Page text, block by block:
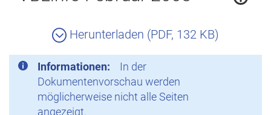
Herunterladen (PDF, 132 KB)
Informationen:
In der
Dokumentenvorschau werden
möglicherweise nicht alle Seiten
angezeigt.